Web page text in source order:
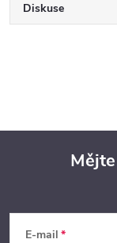
Diskuse
E-mail